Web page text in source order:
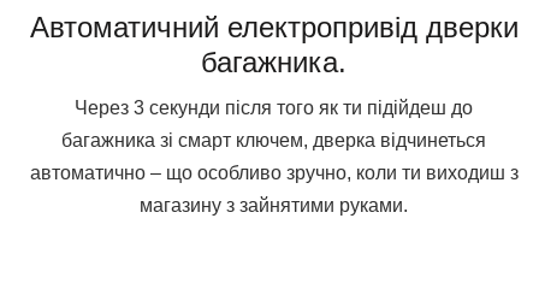
Автоматичний електропривід дверки
багажника.
Через 3 секунди після того як ти підійдеш до
багажника зі смарт ключем, дверка відчинеться
автоматично – що особливо зручно, коли ти виходиш з
магазину з зайнятими руками.